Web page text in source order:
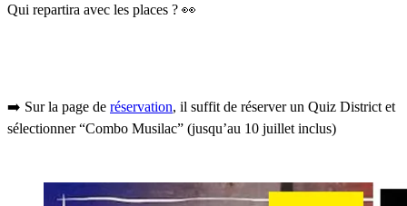
Qui repartira avec les places ? 👀
➡️ Sur la page de réservation, il suffit de réserver un Quiz District et
sélectionner “Combo Musilac” (jusqu’au 10 juillet inclus)